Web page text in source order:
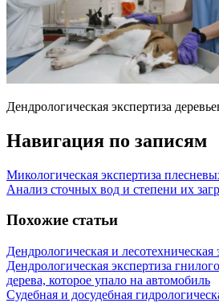
Дендрологическая экспертиза
Навигация по записям
Микологическая экспертиза
Анализ сточных вод и степени их
Похожие статьи
Дендрологическая и лесотехническая
Дендрологическая экспертиза
дерева, которое упало на автомобиль
Судебная и досудебная